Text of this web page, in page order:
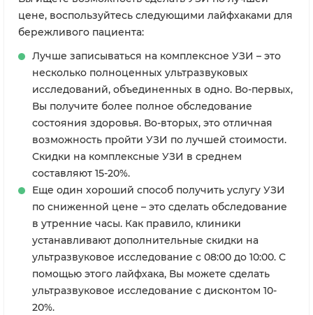
цене, воспользуйтесь следующими лайфхаками для
бережливого пациента:
Лучше записываться на комплексное УЗИ – это
несколько полноценных ультразвуковых
исследований, объединенных в одно. Во-первых,
Вы получите более полное обследование
состояния здоровья. Во-вторых, это отличная
возможность пройти УЗИ по лучшей стоимости.
Скидки на комплексные УЗИ в среднем
составляют 15-20%.
Еще один хороший способ получить услугу УЗИ
по сниженной цене – это сделать обследование
в утренние часы. Как правило, клиники
устанавливают дополнительные скидки на
ультразвуковое исследование с 08:00 до 10:00. С
помощью этого лайфхака, Вы можете сделать
ультразвуковое исследование с дисконтом 10-
20%.